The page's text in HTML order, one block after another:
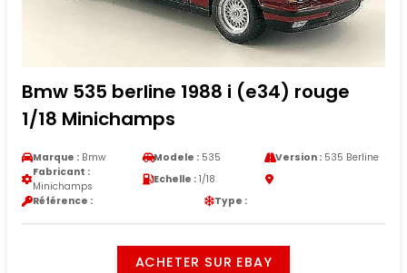
Bmw 535 berline 1988 i (e34) rouge
1/18 Minichamps
Marque : Bmw Modele : 535 Version :535 Berline
Fabricant :
Minichamps
Echelle : 1/18
Référence :
Type :
ACHETER SUR EBAY